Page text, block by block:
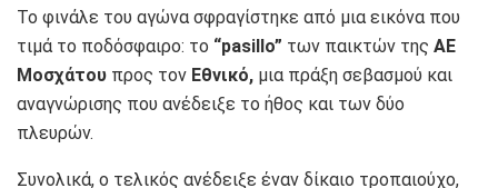
Το φινάλε του αγώνα σφραγίστηκε από μια εικόνα που
τιμά το ποδόσφαιρο: το “pasillo” των παικτών της ΑΕ
Μοσχάτου προς τον Εθνικό, μια πράξη σεβασμού και
αναγνώρισης που ανέδειξε το ήθος και των δύο
πλευρών.
Συνολικά, ο τελικός ανέδειξε έναν δίκαιο τροπαιούχο,